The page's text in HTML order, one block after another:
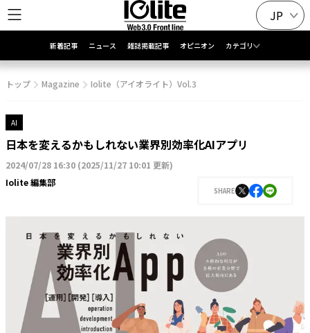
JP
新着記事 ニュース 雑誌掲載記事 オピニオン カテゴリ
トップ Magazine Iolite（アイオライト）Vol.3
AI
日本を変えるかもしれない 業界別効率化AIアプリ
2024/07/28 16:30 (2025/11/27 10:01 更新)
Iolite 編集部
SHARE